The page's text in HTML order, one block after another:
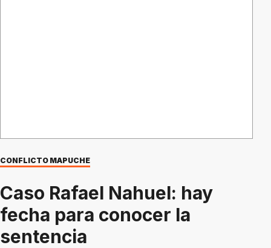
CONFLICTO MAPUCHE
Caso Rafael Nahuel: hay
fecha para conocer la
sentencia